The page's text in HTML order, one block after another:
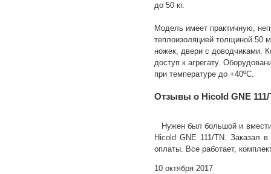
до 50 кг.
Модель имеет практичную,
теплоизоляцией толщиной 50
ножек, двери с доводчиками.
доступ к агрегату.
при температуре до +40ºС.
Отзывы о Hicold GNE 111/
Нужен был большой и
Hicold GNE 111/TN. Заказал
оплаты. Все работает,
10 октября 2017